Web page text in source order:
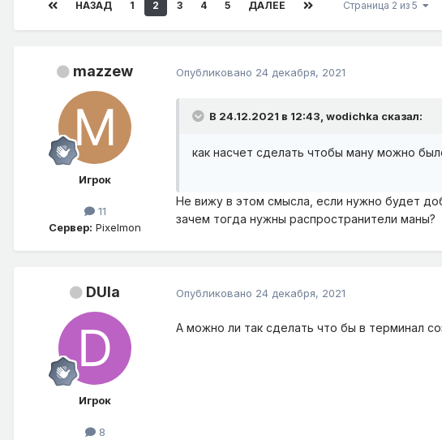
НАЗАД 1 2 3 4 5 ДАЛЕЕ Страница 2 из 5
mazzew
Игрок
11
Сервер: Pixelmon
Опубликовано 24 декабря, 2021
В 24.12.2021 в 12:43, wodichka сказал:
как насчет сделать чтобы ману можно
Не вижу в этом смысла, если нужно будет
зачем тогда нужны распространители маны?
DUla
Игрок
8
Опубликовано 24 декабря, 2021
А можно ли так сделать что бы в терминал